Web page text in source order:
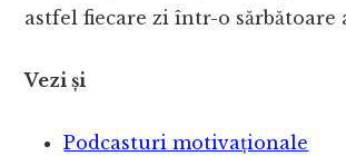
astfel fiecare zi într-o sărbătoare
Vezi și
Podcasturi motivaționale